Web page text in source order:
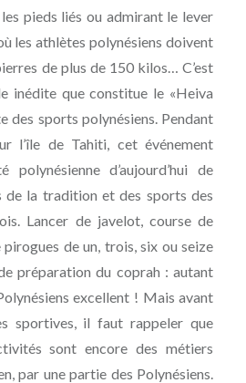
pieds liés ou admirant le lever
les athlètes polynésiens doivent
de plus de 150 kilos… C’est
inédite que constitue le «Heiva
des sports polynésiens. Pendant
l’île de Tahiti, cet événement
d’aujourd’hui de
de la tradition et des sports des
Lancer de javelot, course de
de un, trois, six ou seize
préparation du coprah : autant
excellent ! Mais avant
sportives, il faut rappeler que
sont encore des métiers
par une partie des Polynésiens.